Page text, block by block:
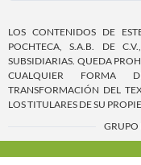
LOS CONTENIDOS DE
POCHTECA, S.A.B. DE
SUBSIDIARIAS. QUEDA
CUALQUIER FORMA
TRANSFORMACIÓN DEL
LOS TITULARES DE SU
GRUPO